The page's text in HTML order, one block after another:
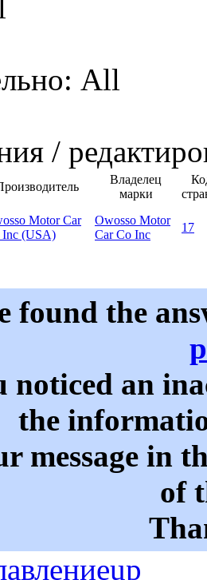
All
/
Владелец
марки
Motor Car
Inc (USA)
Owosso Motor
Car Co Inc
17
found the
noticed an
the
message in
of
up